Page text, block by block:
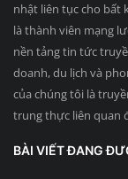
nhật liên tục cho bất
là thành viên mạng
nền tảng tin tức
doanh, du lịch và
của chúng tôi là
trung thực liên quan
BÀI VIẾT ĐANG